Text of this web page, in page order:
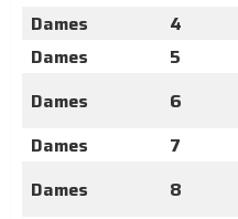
Dames
4
Dames
5
Dames
6
Dames
7
Dames
8